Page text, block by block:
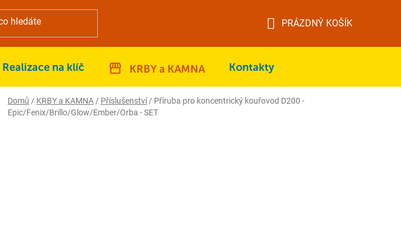
KOŠÍK
PRÁZDNÝ KOŠÍK
Realizace na klíč KRBY a KAMNA Kontakty
Domů / KRBY a KAMNA / Příslušenství / Příruba pro koncentrický kouřovod D200 -
Epic/Fenix/Brillo/Glow/Ember/Orba - SET